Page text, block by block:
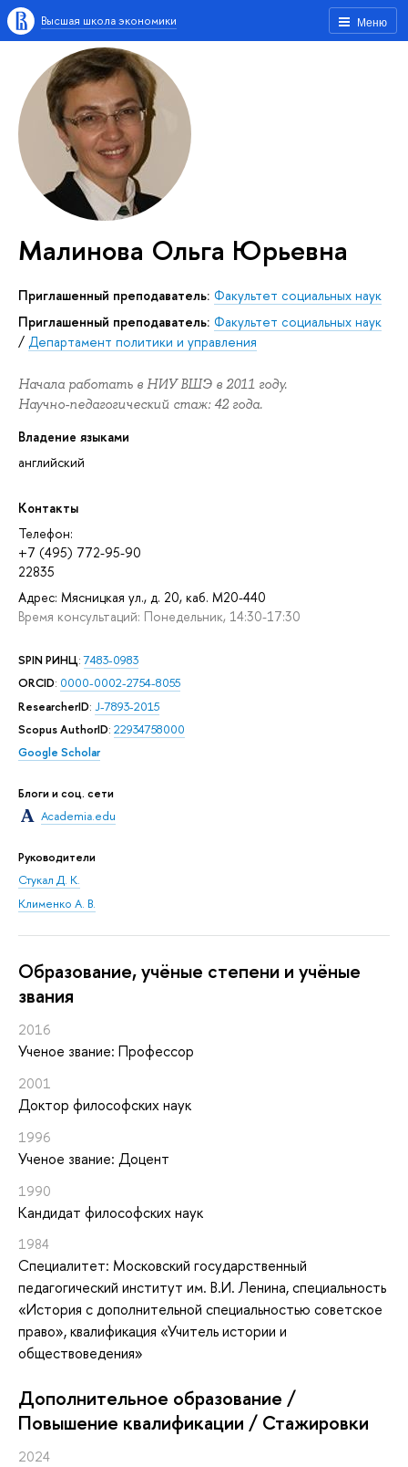
Меню
Высшая школа экономики
Малинова Ольга Юрьевна
Приглашенный преподаватель: Факультет социальных наук
Приглашенный преподаватель: Факультет социальных наук
/ Департамент политики и управления
Начала работать в НИУ ВШЭ в 2011 году.
Научно-педагогический стаж: 42 года.
Владение языками
английский
Контакты
Телефон:
+7 (495) 772-95-90
22835
Адрес: Мясницкая ул., д. 20, каб. М20-440
Время консультаций: Понедельник, 14:30-17:30
SPIN РИНЦ:7483-0983
ORCID: 0000-0002-2754-8055
ResearcherID: J-7893-2015
Scopus AuthorID: 22934758000
Google Scholar
Блоги и соц. сети
Academia.edu
Руководители
Стукал Д. К.
Клименко А. В.
Oбразование, учёные степени и учёные
звания
2016
Ученое звание: Профессор
2001
Доктор философских наук
1996
Ученое звание: Доцент
1990
Кандидат философских наук
1984
Специалитет: Московский государственный
педагогический институт им. В.И. Ленина, специальность
«История с дополнительной специальностью советское
право», квалификация «Учитель истории и
обществоведения»
Дополнительное образование /
Повышение квалификации / Стажировки
2024